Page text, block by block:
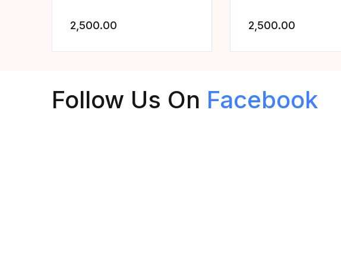
2,500.00 Add to wishlist2,500.00
Follow Us On Facebook